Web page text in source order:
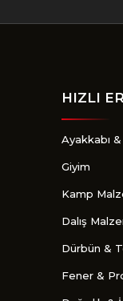
HIZLI
Ayakkabı
Giyim
Kamp
Dalış
Dürbün &
Fener &